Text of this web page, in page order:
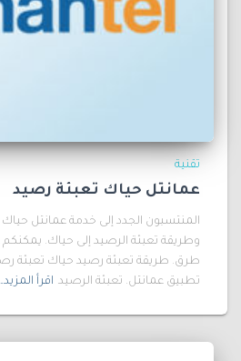
تقنية
عمانتل حياك تعبئة رصيد
المنتسبون الجدد إلى خدمة عمانتل حياك
وطريقة تعبئة الرصيد إلى حياك.
طرق. طريقة تعبئة رصيد حياك تعبئة
تطبيق عمانتل. تعبئة الرصيد اقرأ